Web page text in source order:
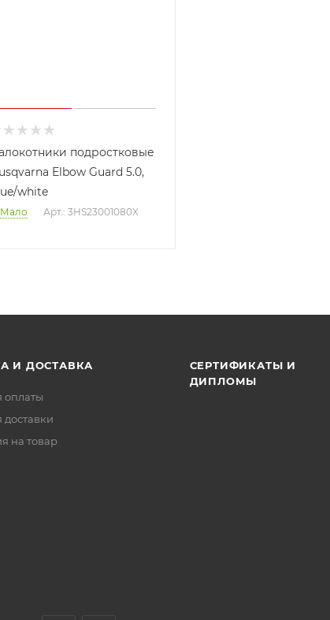
подростковые
Elbow Guard 5.0,
white
Мало Арт.: 3HS23001080X
И ДОСТАВКА
оплаты
доставки
на товар
СЕРТИФИКАТЫ И
ДИПЛОМЫ